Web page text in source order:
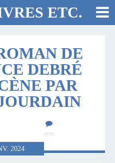
ETC.
DE
DEBRÉ
PAR
…
2024